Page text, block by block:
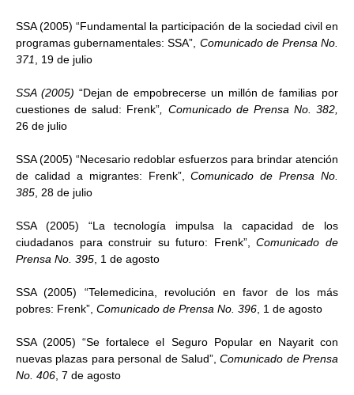
SSA (2005) “Fundamental la participación de la sociedad civil en
programas gubernamentales: SSA”, Comunicado de Prensa No.
371
, 19 de julio
SSA (2005) “Dejan de empobrecerse un millón de familias por
cuestiones de salud: Frenk” , Comunicado de Prensa No. 382,
26 de julio
SSA (2005) “Necesario redoblar esfuerzos para brindar atención
de calidad a migrantes: Frenk”,Comunicado de Prensa No.
385 , 28 de julio
SSA (2005) “La tecnología impulsa la capacidad de los
ciudadanos para construir su futuro: Frenk”,Comunicado de
Prensa No. 395 , 1 de agosto
SSA (2005) “Telemedicina, revolución en favor de los más
pobres: Frenk”, Comunicado de Prensa No. 396 , 1 de agosto
SSA (2005) “Se fortalece el Seguro Popular en Nayarit con
nuevas plazas para personal de Salud”, Comunicado de Prensa
No. 406 , 7 de agosto